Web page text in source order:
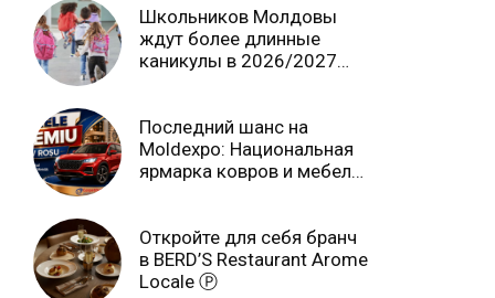
Школьников Молдовы
ждут более длинные
каникулы в 2026/2027
Последний шанс на
Moldexpo: Национальная
ярмарка ковров и мебели
Откройте для себя бранч
в BERD’S Restaurant Arome
Locale Ⓟ